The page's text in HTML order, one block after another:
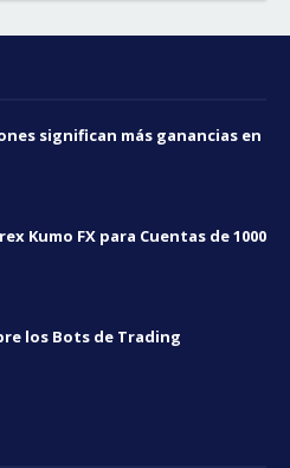
significan más ganancias en
Kumo FX para Cuentas de 1000
los Bots de Trading